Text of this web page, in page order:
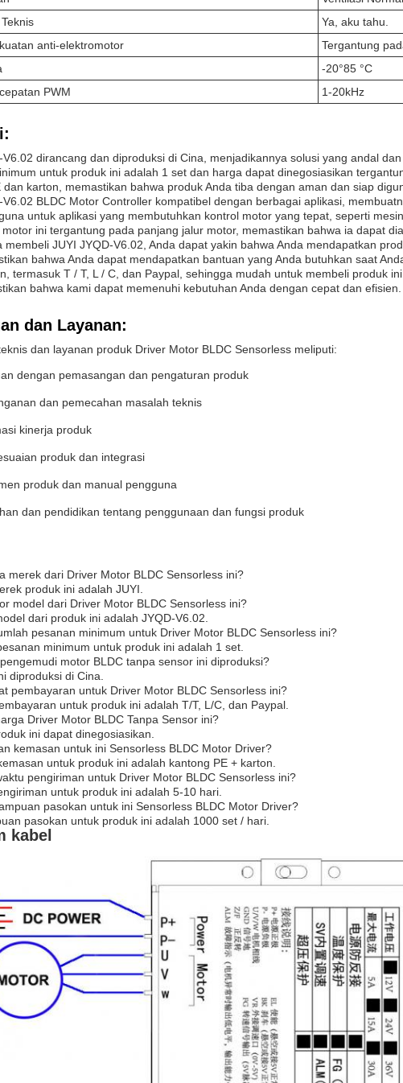
Ya, aku tahu.
anti-elektromotor
Tergantung
-20°85 °C
PWM
1-20kHz
V6.02 dirancang dan diproduksi di Cina, menjadikannya solusi yang andal
untuk produk ini adalah 1 set dan harga dapat dinegosiasikan
dan karton, memastikan bahwa produk Anda tiba dengan aman dan siap
V6.02 BLDC Motor Controller kompatibel dengan berbagai aplikasi,
untuk aplikasi yang membutuhkan kontrol motor yang tepat, seperti
ini tergantung pada panjang jalur motor, memastikan bahwa ia dapat
membeli JUYI JYQD-V6.02, Anda dapat yakin bahwa Anda mendapatkan
bahwa Anda dapat mendapatkan bantuan yang Anda butuhkan saat
termasuk T / T, L / C, dan Paypal, sehingga mudah untuk membeli produk
bahwa kami dapat memenuhi kebutuhan Anda dengan cepat dan efisien.
dan Layanan:
dan layanan produk Driver Motor BLDC Sensorless meliputi:
dengan pemasangan dan pengaturan produk
dan pemecahan masalah teknis
kinerja produk
produk dan integrasi
produk dan manual pengguna
dan pendidikan tentang penggunaan dan fungsi produk
merek dari Driver Motor BLDC Sensorless ini?
produk ini adalah JUYI.
model dari Driver Motor BLDC Sensorless ini?
dari produk ini adalah JYQD-V6.02.
pesanan minimum untuk Driver Motor BLDC Sensorless ini?
minimum untuk produk ini adalah 1 set.
motor BLDC tanpa sensor ini diproduksi?
diproduksi di Cina.
pembayaran untuk Driver Motor BLDC Sensorless ini?
untuk produk ini adalah T/T, L/C, dan Paypal.
Driver Motor BLDC Tanpa Sensor ini?
ini dapat dinegosiasikan.
kemasan untuk ini Sensorless BLDC Motor Driver?
untuk produk ini adalah kantong PE + karton.
pengiriman untuk Driver Motor BLDC Sensorless ini?
untuk produk ini adalah 5-10 hari.
pasokan untuk ini Sensorless BLDC Motor Driver?
pasokan untuk produk ini adalah 1000 set / hari.
kabel